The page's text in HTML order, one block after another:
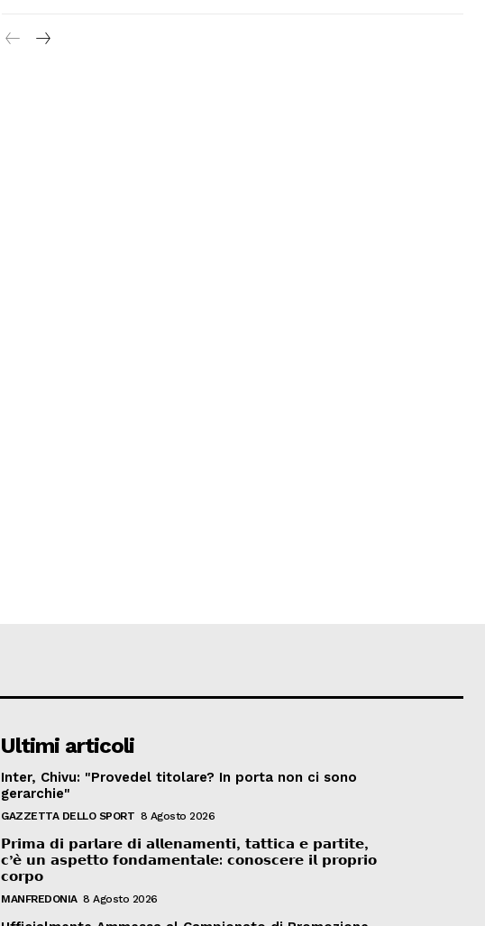
Ultimi articoli
Inter, Chivu: "Provedel titolare? In porta non ci sono
gerarchie"
GAZZETTA DELLO SPORT 8 Agosto 2026
𝗣𝗿𝗶𝗺𝗮 𝗱𝗶 𝗽𝗮𝗿𝗹𝗮𝗿𝗲 𝗱𝗶 𝗮𝗹𝗹𝗲𝗻𝗮𝗺𝗲𝗻𝘁𝗶, 𝘁𝗮𝘁𝘁𝗶𝗰𝗮 𝗲 𝗽𝗮𝗿𝘁𝗶𝘁𝗲,
𝗰’𝗲̀ 𝘂𝗻 𝗮𝘀𝗽𝗲𝘁𝘁𝗼 𝗳𝗼𝗻𝗱𝗮𝗺𝗲𝗻𝘁𝗮𝗹𝗲: 𝗰𝗼𝗻𝗼𝘀𝗰𝗲𝗿𝗲 𝗶𝗹 𝗽𝗿𝗼𝗽𝗿𝗶𝗼
𝗰𝗼𝗿𝗽𝗼
MANFREDONIA 8 Agosto 2026